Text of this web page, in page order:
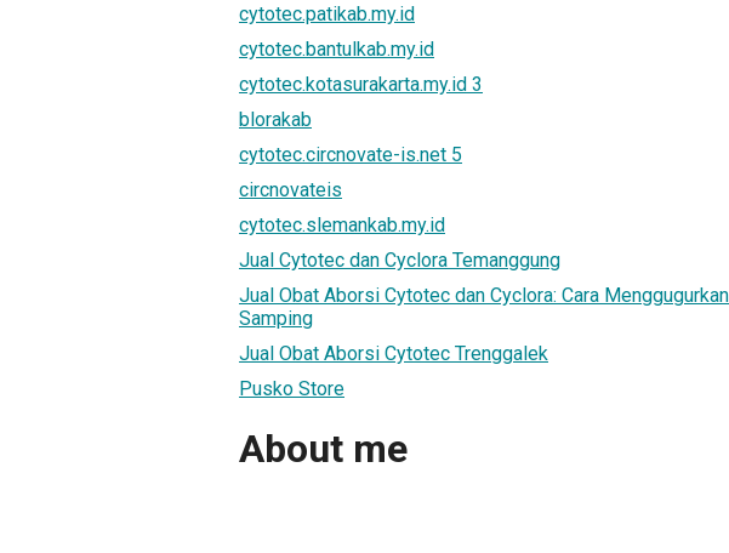
cytotec.patikab.my.id
cytotec.bantulkab.my.id
cytotec.kotasurakarta.my.id 3
blorakab
cytotec.circnovate-is.net 5
circnovateis
cytotec.slemankab.my.id
Jual Cytotec dan Cyclora Temanggung
Jual Obat Aborsi Cytotec dan Cyclora: Cara
Samping
Jual Obat Aborsi Cytotec Trenggalek
Pusko Store
About me